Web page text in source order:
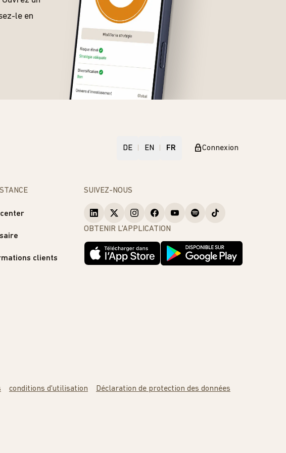
le en
DE EN FR Connexion
clients
SUIVEZ-NOUS
OBTENIR L'APPLICATION
conditions d'utilisation Déclaration de protection des données